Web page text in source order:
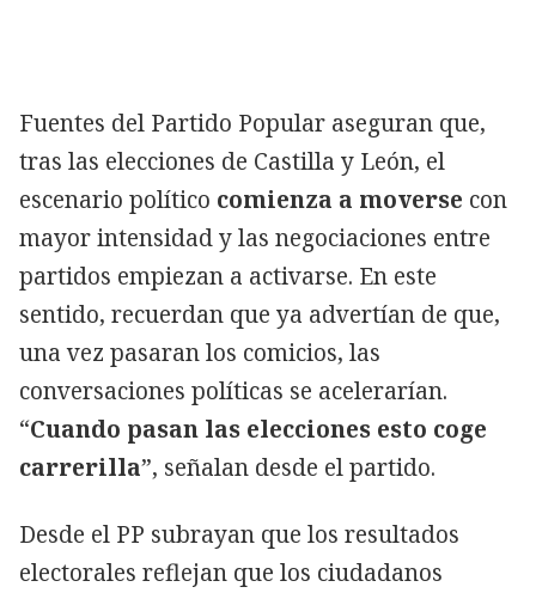
Fuentes del Partido Popular aseguran que,
tras las elecciones de Castilla y León, el
escenario político comienza a moverse con
mayor intensidad y las negociaciones entre
partidos empiezan a activarse. En este
sentido, recuerdan que ya advertían de que,
una vez pasaran los comicios, las
conversaciones políticas se acelerarían.
“Cuando pasan las elecciones esto coge
carrerilla”, señalan desde el partido.
Desde el PP subrayan que los resultados
electorales reflejan que los ciudadanos